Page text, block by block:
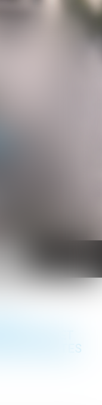
À
ET
VACANTES